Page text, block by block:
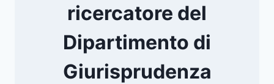
ricercatore del
Dipartimento di
Giurisprudenza